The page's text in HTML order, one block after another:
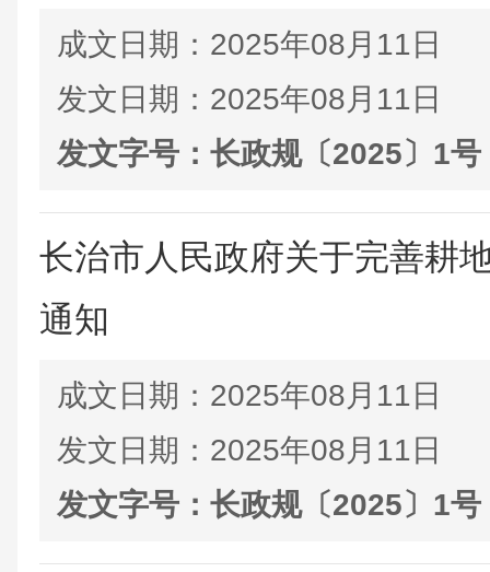
成文日期： 2025年08月11日
发文日期： 2025年08月11日
发文字号： 长政规〔2025〕1号
长治市人民政府关于完善耕
通知
成文日期： 2025年08月11日
发文日期： 2025年08月11日
发文字号： 长政规〔2025〕1号